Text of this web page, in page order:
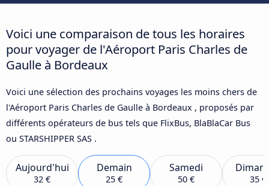
Voici une comparaison de tous les horaires
pour voyager de l'Aéroport Paris Charles de
Gaulle à Bordeaux
Voici une sélection des prochains voyages les moins chers de
l'Aéroport Paris Charles de Gaulle à Bordeaux , proposés par
différents opérateurs de bus tels que FlixBus, BlaBlaCar Bus
ou STARSHIPPER SAS .
Aujourd'hui
32 €
Demain
25 €
Samedi
50 € 35 €